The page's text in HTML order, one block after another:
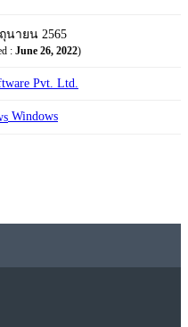
นายน 2565
: June 26, 2022)
Pvt. Ltd.
Windows